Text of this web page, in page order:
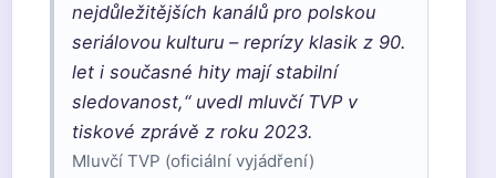
nejdůležitějších kanálů pro polskou
seriálovou kulturu – reprízy klasik z 90.
let i současné hity mají stabilní
sledovanost,“ uvedl mluvčí TVP v
tiskové zprávě z roku 2023.
Mluvčí TVP (oficiální vyjádření)